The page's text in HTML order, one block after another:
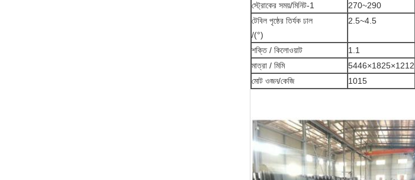
স্ট্রোকের সময়/মিনিট-1
270~290
টেবিল পৃষ্ঠের তির্যক ঢাল
/(°)
2.5~4.5
শক্তি / কিলোওয়াট 1.1
মাত্রা / মিমি
5446×1825×1212
মোট ওজন/কেজি
1015